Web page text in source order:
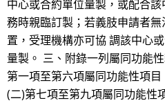
中心或合約單位量製，或配合
務時親臨訂製；若義肢申請者
置，受理機構亦可協 調該中心
量製。 三、附錄一列屬同功能
第一項至第六項屬同功能性項
(二)第七項至第九項屬同功能性